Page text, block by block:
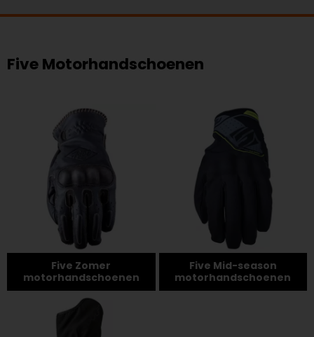
Five Motorhandschoenen
Five Zomer
motorhandschoenen
Five Mid-season
motorhandschoenen